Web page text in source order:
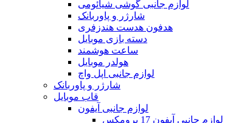
لوازم جانبی گوشی شیائومی
شارژر و پاوربانک
هدفون هدست هندزفری
دسته بازی موبایل
ساعت هوشمند
هولدر موبایل
لوازم جانبی اپل واچ
شارژر و پاوربانک
قاب موبایل
لوازم جانبی آیفون
لوازم جانبی آیفون 17 پرومکس